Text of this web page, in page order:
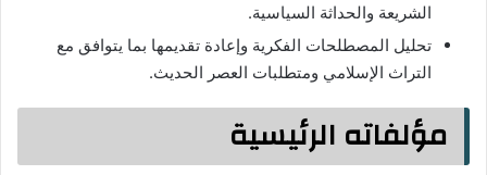
الشريعة والحداثة السياسية.
تحليل المصطلحات الفكرية وإعادة تقديمها بما يتوافق مع
التراث الإسلامي ومتطلبات العصر الحديث.
مؤلفاته الرئيسية